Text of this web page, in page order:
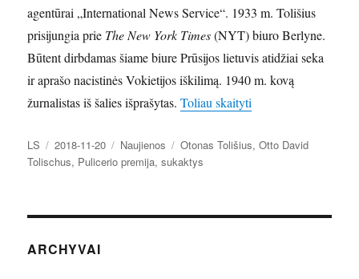
agentūrai „International News Service“. 1933 m. Tolišius
prisijungia prie The New York Times(NYT) biuro Berlyne.
Būtent dirbdamas šiame biure Prūsijos lietuvis atidžiai seka
ir aprašo nacistinės Vokietijos iškilimą. 1940 m. kovą
žurnalistas iš šalies išprašytas.Toliau skaityti
Autorius
LS Paskelbta
2018-11-20 Kategorijos
Naujienos Žymos
Otonas Tolišius,Otto David
Tolischus, Pulicerio premija,sukaktys
ARCHYVAI